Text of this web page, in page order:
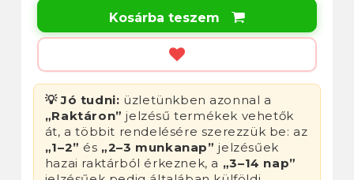
Kosárba teszem 
💡 Jó tudni: üzletünkben azonnal a
„Raktáron” jelzésű termékek vehetők
át, a többit rendelésére szerezzük be: az
„1–2” és „2–3 munkanap” jelzésűek
hazai raktárból érkeznek, a „3–14 nap”